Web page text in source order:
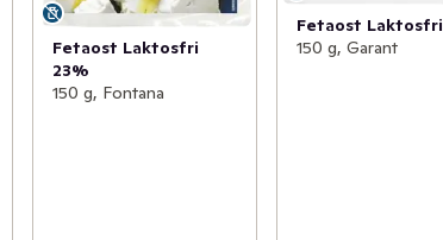
Fetaost Laktosfri
23%
150 g, Fontana
Fetaost Laktosfri
150 g, Garant